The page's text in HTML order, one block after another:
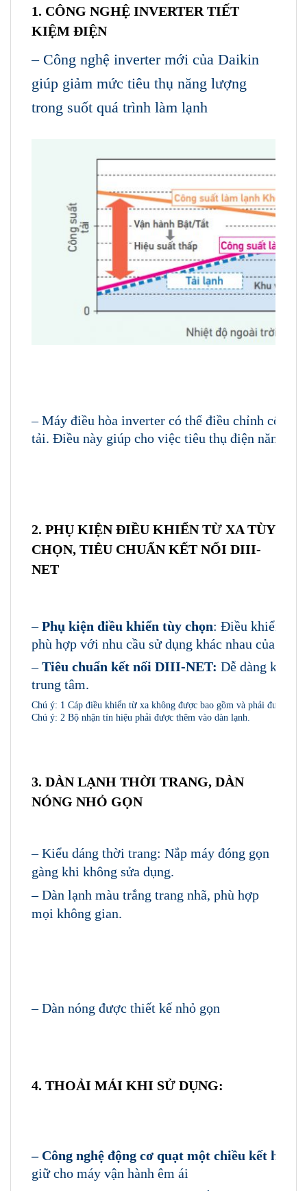
1. CÔNG NGHỆ INVERTER TIẾT
KIỆM ĐIỆN
– Công nghệ inverter mới của Daikin
giúp giảm mức tiêu thụ năng lượng
trong suốt quá trình làm lạnh
– Máy điều hòa inverter có thể điều chỉnh công
tải. Điều này giúp cho việc tiêu thụ điện năng ít
2. PHỤ KIỆN ĐIỀU KHIỂN TỪ XA TÙY
CHỌN, TIÊU CHUẨN KẾT NỐI DIII-
NET
–Phụ kiện điều khiển tùy chọn: Điều khiển từ
phù hợp với nhu cầu sử dụng khác nhau của
–Tiêu chuẩn kết nối DIII-NET: Dễ dàng kết
trung tâm.
Chú ý: 1 Cáp điều khiển từ xa không được bao gồm và phải được
Chú ý: 2 Bộ nhận tín hiệu phải được thêm vào dàn lạnh.
3. DÀN LẠNH THỜI TRANG, DÀN
NÓNG NHỎ GỌN
– Kiểu dáng thời trang: Nắp máy đóng gọn
gàng khi không sửa dụng.
– Dàn lạnh màu trắng trang nhã, phù hợp
mọi không gian.
– Dàn nóng được thiết kế nhỏ gọn
4. THOẢI MÁI KHI SỬ DỤNG:
– Công nghệ động cơ quạt một chiều kết hợp
giữ cho máy vận hành êm ái